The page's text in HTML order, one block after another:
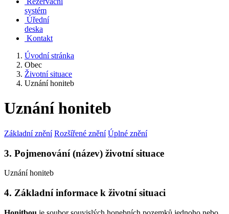
systém
Úřední
deska
Kontakt
Úvodní stránka
Obec
Životní situace
Uznání honiteb
Uznání honiteb
Základní znění Rozšířené znění Úplné znění
3. Pojmenování (název) životní situace
Uznání honiteb
4. Základní informace k životní situaci